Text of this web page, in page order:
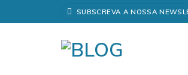
SUBSCREVA A NOSSA